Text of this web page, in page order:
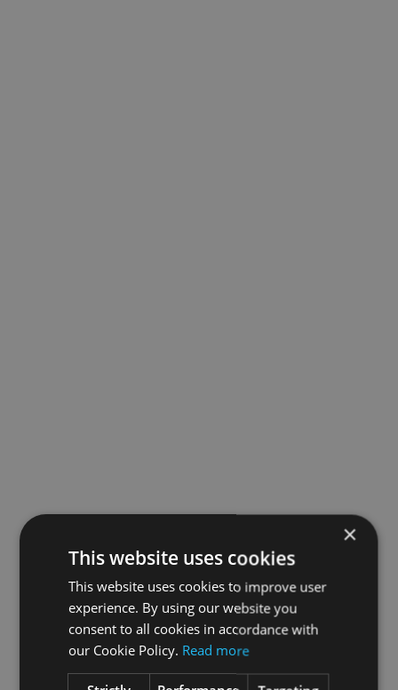
×
This website uses cookies
This website uses cookies to improve user
experience. By using our website you
consent to all cookies in accordance with
our Cookie Policy. Read more